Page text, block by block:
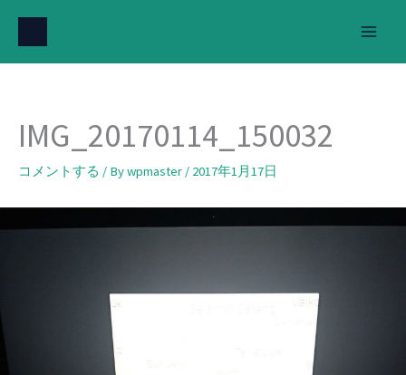
を
IMG_20170114_150032
コメントする / Bywpmaster / 2017年1月17日